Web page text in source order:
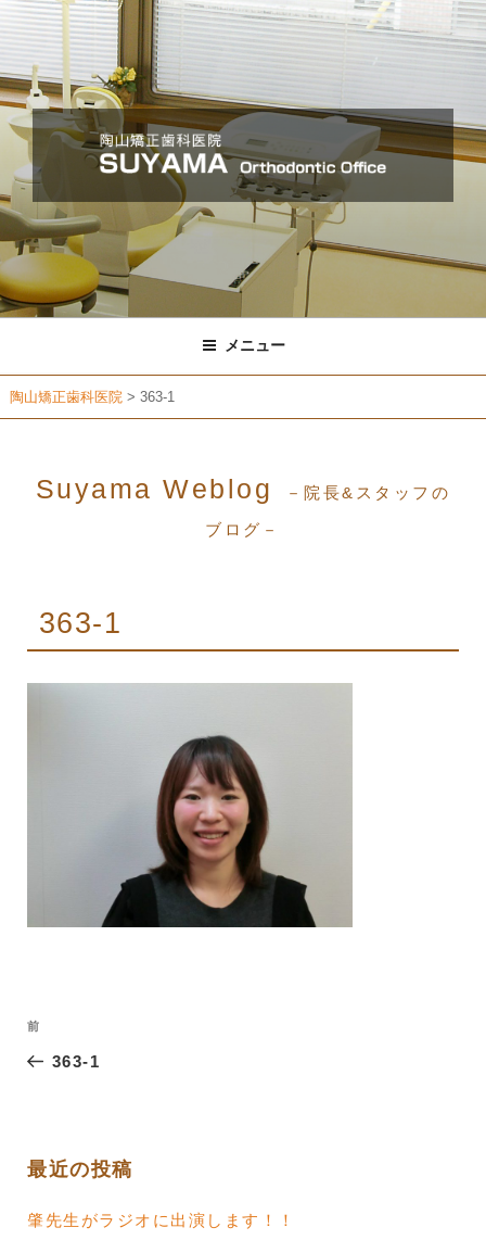
コ
ン
ン
ツ
ス
キ
ッ
プ
メニュー
陶山矯正歯科医院 > 363-1
Suyama Weblog －院長&スタッフの
ブログ－
363-1
投
ナ
ー
ョ
過
去
前
363-1
最近の投稿
肇先生がラジオに出演します！！